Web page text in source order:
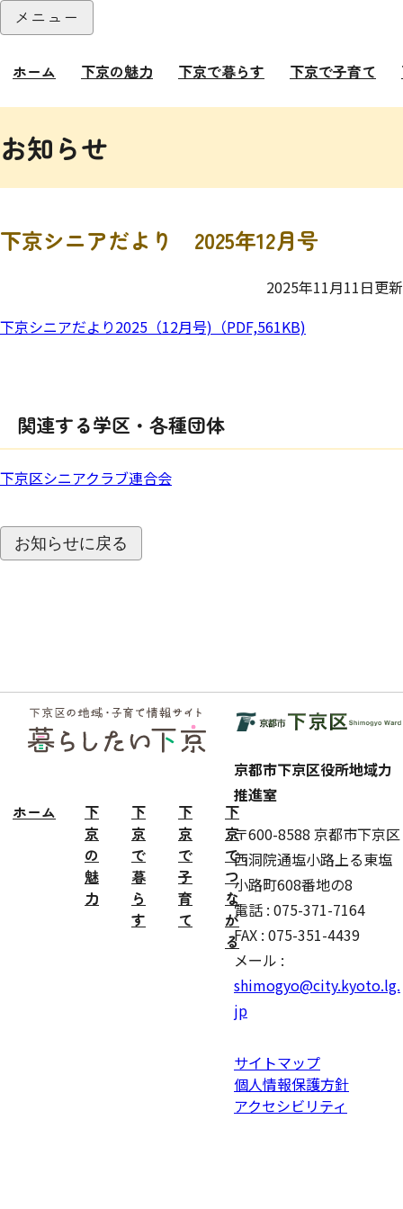
本文へ
メニュー
ホーム 下京の魅力 下京で暮らす 下京で子育て
お知らせ
下京シニアだより 2025年12月号
2025年11月11日更新
下京シニアだより2025（12月号)（PDF,561KB)
関連する学区・各種団体
下京区シニアクラブ連合会
お知らせに戻る
フッ
ター
ホーム
下
京
の
魅
力
下
京
で
暮
ら
す
下
京
で
子
育
て
下
京
で
つ
な
が
る
京都市下京区役所地域力
推進室
〒600-8588 京都市下京区
西洞院通塩小路上る東塩
小路町608番地の8
電話 : 075-371-7164
FAX : 075-351-4439
メール :
shimogyo@city.kyoto.lg.
jp
サイトマップ
個人情報保護方針
アクセシビリティ